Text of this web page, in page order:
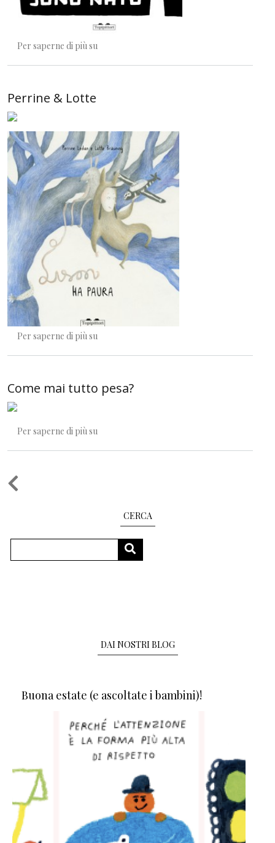
Per saperne di più su
Perrine & Lotte
Per saperne di più su
Come mai tutto pesa?
Per saperne di più su
Paginazione
CERCA
CERCA
DAI NOSTRI BLOG
Buona estate (e ascoltate i bambini)!